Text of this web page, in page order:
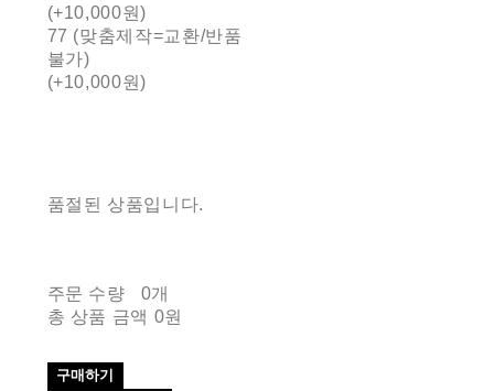
(+10,000원)
77 (맞춤제작=교환/반품
불가)
(+10,000원)
품절된 상품입니다.
주문 수량
0개
총 상품 금액 0원
구매하기